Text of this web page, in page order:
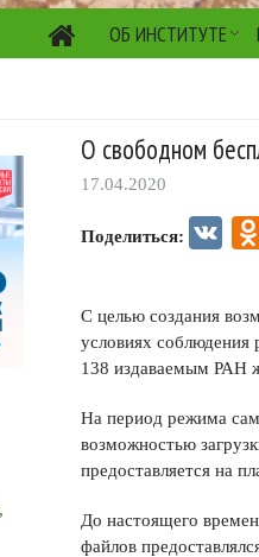
ОБ ИНСТИТУТЕ
О свободном
17.04.2020
Поделиться: VK
С целью создания
условиях соблюдения
138 издаваемым РАН
На период режима
возможностью
предоставляется на
До настоящего
файлов